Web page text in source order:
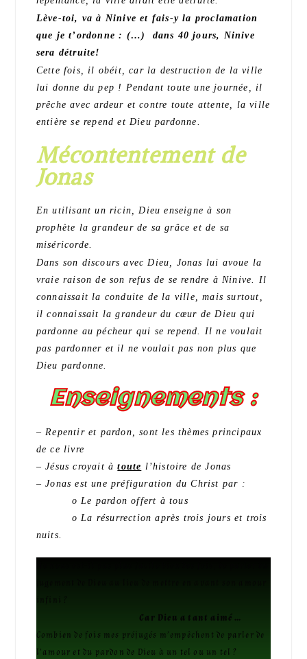
Lève-toi, va à Ninive et fais-y la proclamation
que je t’ordonne : (…) dans 40 jours, Ninive
sera détruite!
Cette fois, il obéit, car la destruction de la ville
lui donne du pep ! Pendant toute une journée, il
prêche avec ardeur et contre toute attente, la ville
entière se repend et Dieu pardonne.
Mécontentement de
Jonas
En utilisant un ricin, Dieu enseigne à son
prophète la grandeur de sa grâce et de sa
miséricorde.
Dans son discours avec Dieu, Jonas lui avoue la
vraie raison de son refus de se rendre à Ninive. Il
connaissait la conduite de la ville, mais surtout,
il connaissait la grandeur du cœur de Dieu qui
pardonne au pécheur qui se repend. Il ne voulait
pas pardonner et il ne voulait pas non plus que
Dieu pardonne.
Enseignements :
– Repentir et pardon, sont les thèmes principaux
de ce livre
– Jésus croyait àtoute l’histoire de Jonas
– Jonas est une préfiguration du Christ par :
o Le pardon offert à tous
o La résurrection après trois jours et trois
nuits.
infini ?
Car Dieu a tant aimé …
Combien de fois mes préjugés m’empêchent de parler de
l’amour et du pardon de Dieu à un tel ou un tel ?